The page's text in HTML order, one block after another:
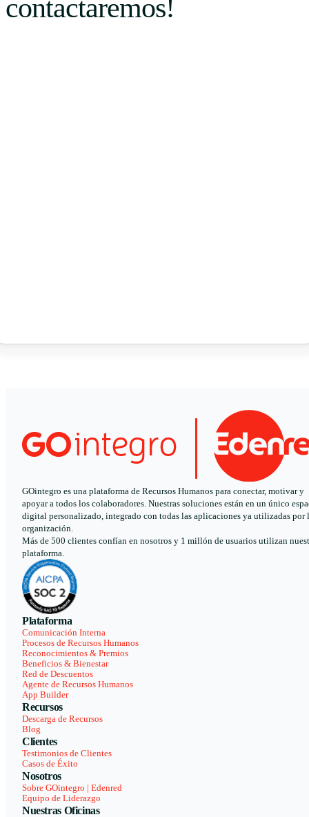
contactaremos!
GOintegro es una plataforma de Recursos Humanos para conectar, motivar y
apoyar a todos los colaboradores. Nuestras soluciones están en un único
digital personalizado, integrado con todas las aplicaciones ya utilizadas por
organización.
Más de 500 clientes confían en nosotros y 1 millón de usuarios utilizan
plataforma.
Plataforma
Comunicación Interna
Procesos de Recursos Humanos
Reconocimientos & Premios
Beneficios & Bienestar
Red de Descuentos
Agente de Recursos Humanos
App Builder
Recursos
Descarga de Recursos
Blog
Clientes
Testimonios de Clientes
Casos de Éxito
Nosotros
Sobre GOintegro | Edenred
Equipo de Liderazgo
Nuestras Oficinas